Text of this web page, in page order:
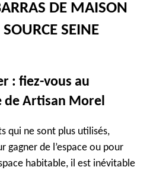
DE MAISON
SEINE
: fiez-vous au
de Artisan Morel
qui ne sont plus utilisés,
gagner de l’espace ou pour
habitable, il est inévitable